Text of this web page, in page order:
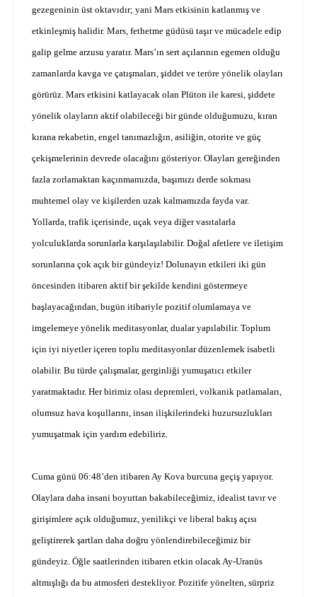
gezegeninin üst oktavıdır; yani Mars etkisinin katlanmış ve
etkinleşmiş halidir. Mars, fethetme güdüsü taşır ve mücadele edip
galip gelme arzusu yaratır. Mars’ın sert açılarının egemen olduğu
zamanlarda kavga ve çatışmaları, şiddet ve teröre yönelik olayları
görürüz. Mars etkisini katlayacak olan Plüton ile karesi, şiddete
yönelik olayların aktif olabileceği bir günde olduğumuzu, kıran
kırana rekabetin, engel tanımazlığın, asiliğin, otorite ve güç
çekişmelerinin devrede olacağını gösteriyor. Olayları gereğinden
fazla zorlamaktan kaçınmamızda, başımızı derde sokması
muhtemel olay ve kişilerden uzak kalmamızda fayda var.
Yollarda, trafik içerisinde, uçak veya diğer vasıtalarla
yolculuklarda sorunlarla karşılaşılabilir. Doğal afetlere ve iletişim
sorunlarına çok açık bir gündeyiz! Dolunayın etkileri iki gün
öncesinden itibaren aktif bir şekilde kendini göstermeye
başlayacağından, bugün itibariyle pozitif olumlamaya ve
imgelemeye yönelik meditasyonlar, dualar yapılabilir. Toplum
için iyi niyetler içeren toplu meditasyonlar düzenlemek isabetli
olabilir. Bu türde çalışmalar, gerginliği yumuşatıcı etkiler
yaratmaktadır. Her birimiz olası depremleri, volkanik patlamaları,
olumsuz hava koşullarını, insan ilişkilerindeki huzursuzlukları
yumuşatmak için yardım edebiliriz.
Cuma günü 06:48’den itibaren Ay Kova burcuna geçiş yapıyor.
Olaylara daha insani boyuttan bakabileceğimiz, idealist tavır ve
girişimlere açık olduğumuz, yenilikçi ve liberal bakış açısı
geliştirerek şartları daha doğru yönlendirebileceğimiz bir
gündeyiz. Öğle saatlerinden itibaren etkin olacak Ay-Uranüs
altmışlığı da bu atmosferi destekliyor. Pozitife yönelten, sürpriz